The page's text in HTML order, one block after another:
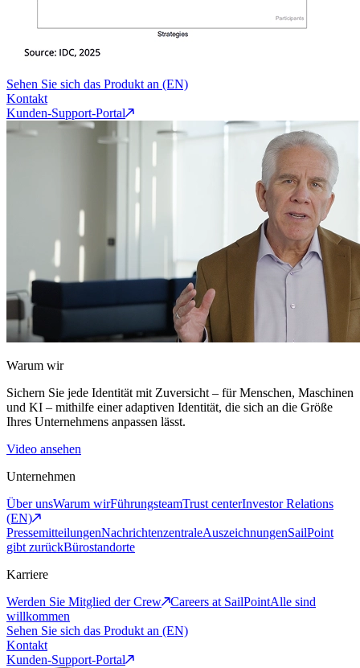
Sehen Sie sich das Produkt an (EN)
Kontakt
Kunden-Support-Portal
Warum wir
Sichern Sie jede Identität mit Zuversicht – für Menschen, Maschinen
und KI – mithilfe einer adaptiven Identität, die sich an die Größe
Ihres Unternehmens anpassen lässt.
Video ansehen
Unternehmen
Über unsWarum wirFührungsteamTrust centerInvestor Relations
(EN)
PressemitteilungenNachrichtenzentraleAuszeichnungenSailPoint
gibt zurückBürostandorte
Karriere
Werden Sie Mitglied der Crew
Careers at SailPointAlle sind
willkommen
Sehen Sie sich das Produkt an (EN)
Kontakt
Kunden-Support-Portal